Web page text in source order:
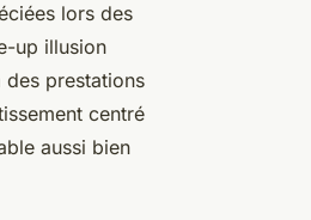
lors des
up illusion
des prestations
centré
aussi bien